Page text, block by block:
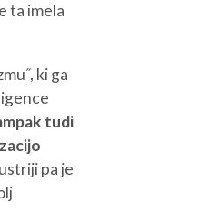
ta imela
ki ga
tudi
pa je